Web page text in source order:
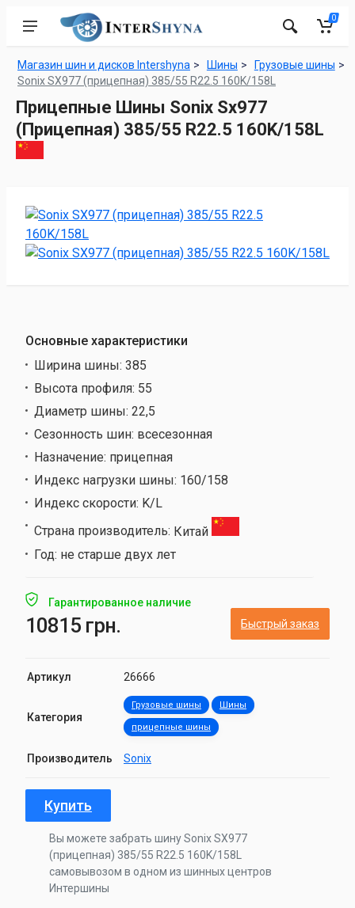
0
Магазин шин и дисков Intershyna Шины
Грузовые шины
Sonix SX977 (прицепная) 385/55 R22.5 160K/158L
Прицепные Шины Sonix Sx977
(Прицепная) 385/55 R22.5 160K/158L
Основные характеристики
Ширина шины: 385
Высота профиля: 55
Диаметр шины: 22,5
Сезонность шин: всесезонная
Назначение: прицепная
Индекс нагрузки шины: 160/158
Индекс скорости: K/L
Страна производитель: Китай
Год: не старше двух лет
Гарантированное наличие
10815 грн. Быстрый заказ
Артикул 26666
Категория
Грузовые шины Шины
прицепные шины
Производитель Sonix
Купить
Вы можете забрать шину Sonix SX977
(прицепная) 385/55 R22.5 160K/158L
самовывозом в одном из шинных центров
Интершины